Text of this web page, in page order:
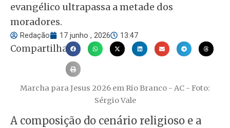
evangélico ultrapassa a metade dos
moradores.
Redação 17 junho , 2026 13:47
Compartilhar
Marcha para Jesus 2026 em Rio Branco - AC - Foto:
Sérgio Vale
A composição do cenário religioso e a